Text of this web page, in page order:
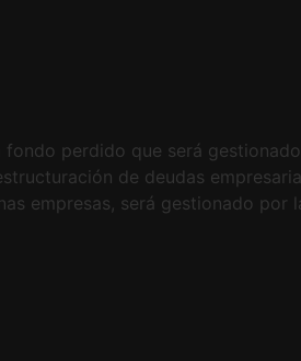
perdido que será
de deudas
empresas, será gestionado por